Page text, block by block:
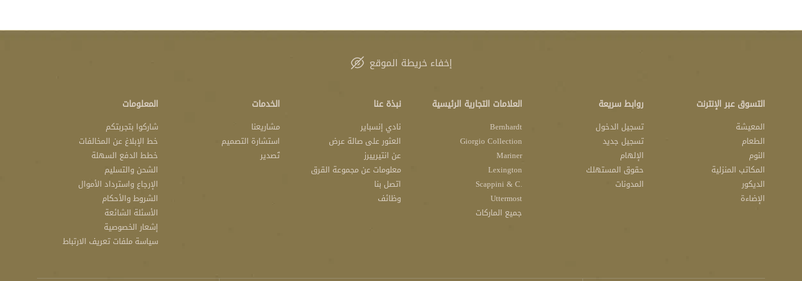
إخفاء خريطة الموقع
التسوق عبر الإنترنت
المعيشة
الطعام
النوم
المكاتب المنزلية
الديكور
الإضاءة
روابط سريعة
تسجيل الدخول
تسجيل جديد
الإلهام
حقوق المستهلك
المدونات
العلامات التجارية الرئيسية
Bernhardt
Giorgio Collection
Mariner
Lexington
.Scappini & C
Uttermost
جميع الماركات
نبذة عنا
نادي إنسباير
العثور على صالة عرض
عن انتيرييرز
معلومات عن مجموعة القرق
اتصل بنا
وظائف
الخدمات
مشاريعنا
استشارة التصميم
تَصدير
المعلومات
شاركوا بتجربتكم
خط الإبلاغ عن المخالفات
خطط الدفع السهلة
الشحن والتسليم
الإرجاع واسترداد الأموال
الشروط والأحكام
الأسئلة الشائعة
إشعار الخصوصية
سياسة ملفات تعريف الارتباط